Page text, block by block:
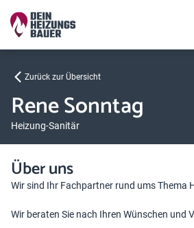
Zurück zur Übersicht
Rene Sonntag
Heizung-Sanitär
Über uns
Wir sind Ihr Fachpartner rund ums Thema
Wir beraten Sie nach Ihren Wünschen und